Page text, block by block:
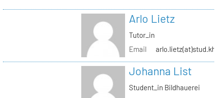
Arlo Lietz
Tutor_in
Email
Johanna List
Student_in Bildhauerei